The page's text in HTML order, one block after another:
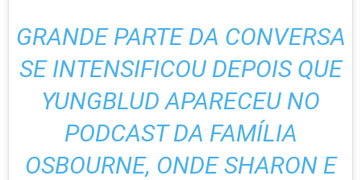
GRANDE PARTE DA CONVERSA
SE INTENSIFICOU DEPOIS QUE
YUNGBLUD APARECEU NO
PODCAST DA FAMÍLIA
OSBOURNE, ONDE SHARON E